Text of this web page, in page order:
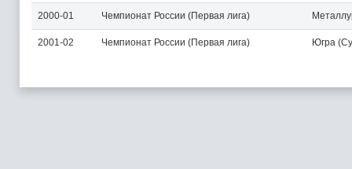
2000-01 Чемпионат России (Первая лига)
2001-02 Чемпионат России (Первая лига) Югра